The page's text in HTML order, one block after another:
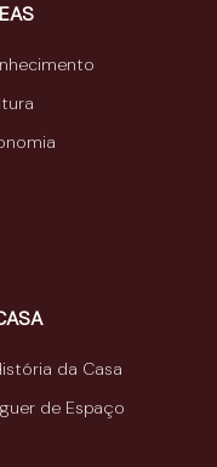
da Casa
de Espaço